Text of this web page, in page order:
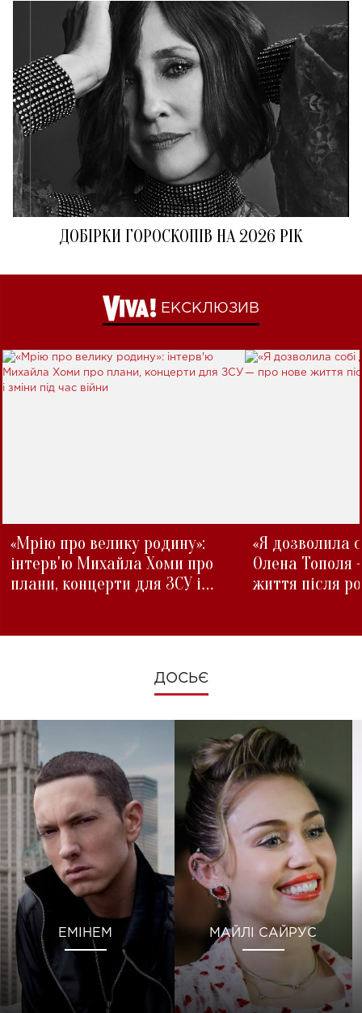
ДОБІРКИ ГОРОСКОПІВ НА 2026 РІК
ЕКСКЛЮЗИВ
«Мрію про велику родину»:
інтерв'ю Михайла Хоми про
плани, концерти для ЗСУ і
«Я дозволила
Олена Тополя
життя після
ДОСЬЄ
ЕМІНЕМ МАЙЛІ САЙРУС